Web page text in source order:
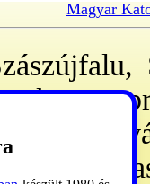
Magyar
g.k.
1865: a